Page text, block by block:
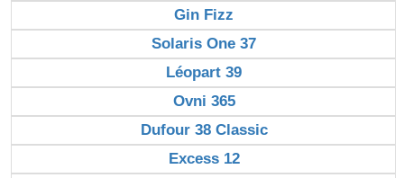
Gin Fizz
Solaris One 37
Léopart 39
Ovni 365
Dufour 38 Classic
Excess 12